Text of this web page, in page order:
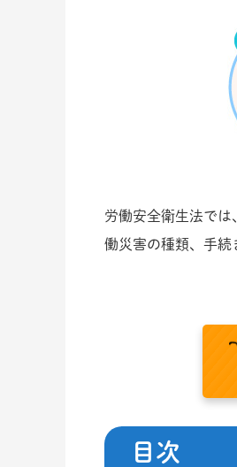
労働安全衛生法で
働災害の種類、手続
目次